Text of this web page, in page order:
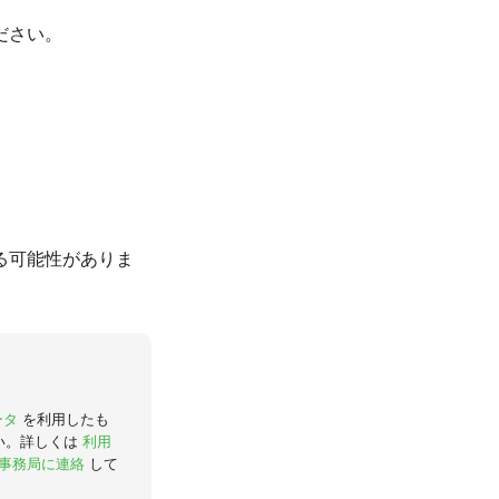
い。
能性がありま
を利用したも
。詳しくは 利用
務局に連絡 して